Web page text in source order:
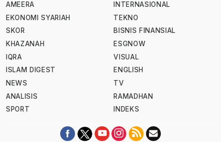
AMEERA
EKONOMI SYARIAH
SKOR
KHAZANAH
IQRA
ISLAM DIGEST
NEWS
ANALISIS
SPORT
INTERNASIONAL
TEKNO
BISNIS FINANSIAL
ESGNOW
VISUAL
ENGLISH
TV
RAMADHAN
INDEKS